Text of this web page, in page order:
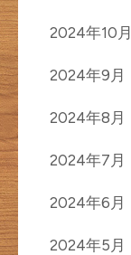
2024年10月
2024年9月
2024年8月
2024年7月
2024年6月
2024年5月